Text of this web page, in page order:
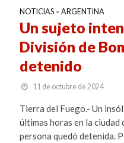
NOTICIAS • ARGENTINA
Un sujeto
División de
detenido
11 de octubre de 2024
Tierra del Fuego.- Un
últimas horas en la ciudad
persona quedó detenida.